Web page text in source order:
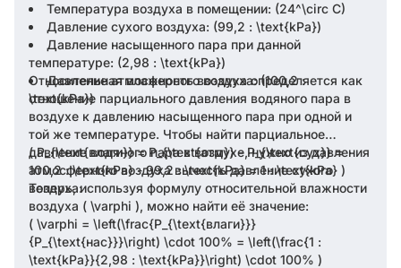
Температура воздуха в помещении: (24^\circ C)
Давление сухого воздуха: (99,2 : \text{kPa})
Давление насыщенного пара при данной
температуре: (2,98 : \text{kPa})
Давление атмосферного воздуха: (100,2 :
\text{kPa})
Относительная влажность воздуха определяется как
отношение парциального давления водяного пара в
воздухе к давлению насыщенного пара при одной и
той же температуре. Чтобы найти парциальное
давление водяного пара в воздухе, нужно из давления
атмосферного воздуха вычесть давление сухого
воздуха:
( P_{\text{влаги}} = P_{\text{атм}} - P_{\text{сух}} =
100,2 : \text{kPa} - 99,2 : \text{kPa} = 1 : \text{kPa} )
Теперь, используя формулу относительной влажности
воздуха ( \varphi ), можно найти её значение:
( \varphi = \left(\frac{P_{\text{влаги}}}
{P_{\text{нас}}}\right) \cdot 100% = \left(\frac{1 :
\text{kPa}}{2,98 : \text{kPa}}\right) \cdot 100% )